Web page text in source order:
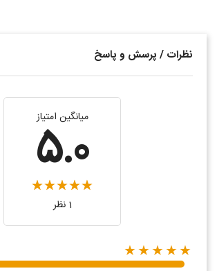
نظرات / پرسش و پاسخ
میانگین امتیاز
5.0
1 نظر
★★★★★